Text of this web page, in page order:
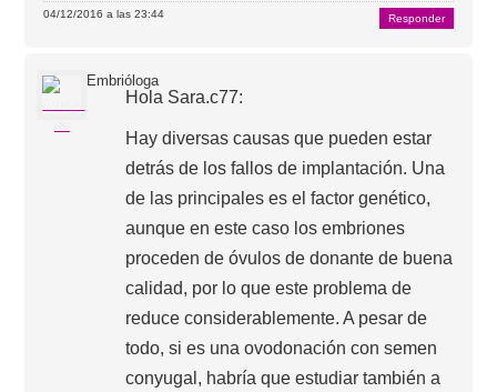
04/12/2016 a las 23:44 Responder
Embrióloga
Hola Sara.c77:
Hay diversas causas que pueden estar
detrás de los fallos de implantación. Una
de las principales es el factor genético,
aunque en este caso los embriones
proceden de óvulos de donante de buena
calidad, por lo que este problema de
reduce considerablemente. A pesar de
todo, si es una ovodonación con semen
conyugal, habría que estudiar también a